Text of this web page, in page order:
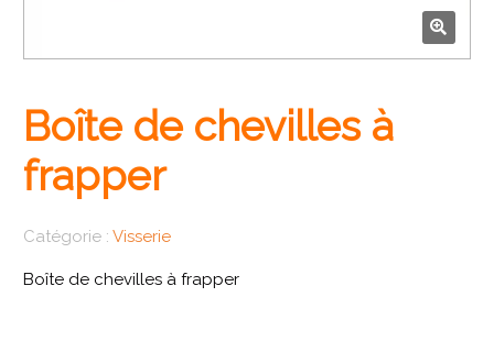
🔍
Boîte de chevilles à
frapper
Catégorie :Visserie
Boîte de chevilles à frapper